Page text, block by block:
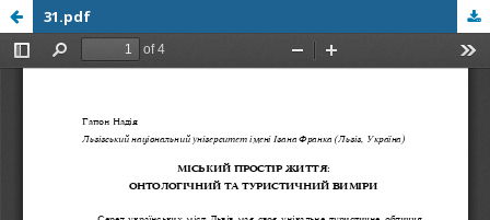
31.pdf